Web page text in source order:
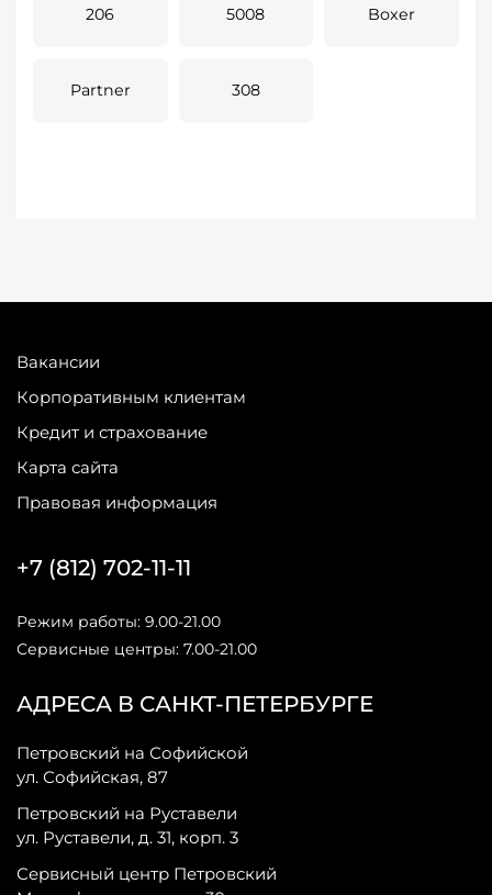
206 5008 Boxer
Partner 308
Вакансии
Корпоративным клиентам
Кредит и страхование
Карта сайта
Правовая информация
АДРЕСА В САНКТ-ПЕТЕРБУРГЕ
Петровский на Софийской
ул. Софийская, 87
Петровский на Руставели
ул. Руставели, д. 31, корп. 3
Сервисный центр Петровский
+7 (812) 702-11-11
Режим работы: 9.00-21.00
Сервисные центры: 7.00-21.00